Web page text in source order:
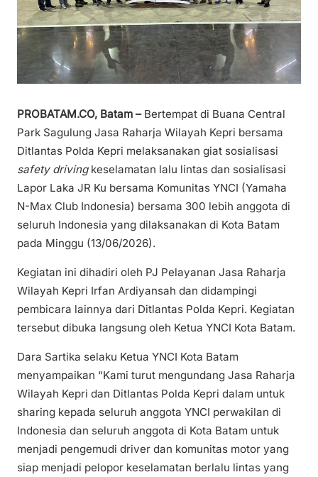
PROBATAM.CO, Batam – Bertempat di Buana Central
Park Sagulung Jasa Raharja Wilayah Kepri bersama
Ditlantas Polda Kepri melaksanakan giat sosialisasi
safety drivingkeselamatan lalu lintas dan sosialisasi
Lapor Laka JR Ku bersama Komunitas YNCI (Yamaha
N-Max Club Indonesia) bersama 300 lebih anggota di
seluruh Indonesia yang dilaksanakan di Kota Batam
pada Minggu (13/06/2026).
Kegiatan ini dihadiri oleh PJ Pelayanan Jasa Raharja
Wilayah Kepri Irfan Ardiyansah dan didampingi
pembicara lainnya dari Ditlantas Polda Kepri. Kegiatan
tersebut dibuka langsung oleh Ketua YNCI Kota Batam.
Dara Sartika selaku Ketua YNCI Kota Batam
menyampaikan “Kami turut mengundang Jasa Raharja
Wilayah Kepri dan Ditlantas Polda Kepri dalam untuk
sharing kepada seluruh anggota YNCI perwakilan di
Indonesia dan seluruh anggota di Kota Batam untuk
menjadi pengemudi driver dan komunitas motor yang
siap menjadi pelopor keselamatan berlalu lintas yang